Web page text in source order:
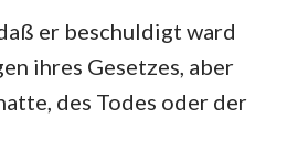
er beschuldigt ward
ihres Gesetzes, aber
des Todes oder der